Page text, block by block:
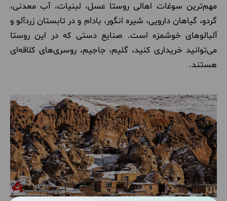
مهم‌ترین سوغات اهالی روستا عسل، لبنیات، آب معدنی،
گردو، گیاهان دارویی، شیره انگور، بادام و در تابستان زردآلو و
آلبالوهای خوشمزه است. صنایع دستی که در این روستا
می‌توانید خریداری کنید، گلیم، جاجیم، روسری‌های کلاقه‌ای
هستند.